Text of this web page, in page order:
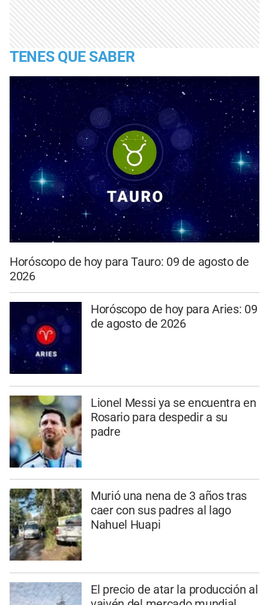
TENES QUE SABER
Horóscopo de hoy para Tauro: 09 de agosto de
2026
Horóscopo de hoy para Aries: 09
de agosto de 2026
Lionel Messi ya se encuentra en
Rosario para despedir a su
padre
Murió una nena de 3 años tras
caer con sus padres al lago
Nahuel Huapi
El precio de atar la producción al